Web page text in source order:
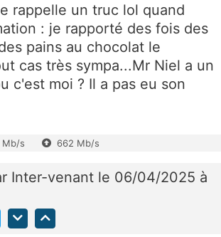
rappelle un truc lol quand
: je rapporté des fois des
pains au chocolat le
cas très sympa...Mr Niel a un
c'est moi ? Il a pas eu son
Mb/s 662 Mb/s
Inter-venant le 06/04/2025 à